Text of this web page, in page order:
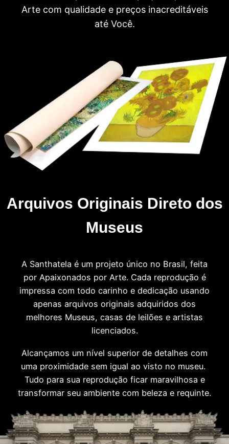
Arte com qualidade e preços inacreditáveis
até Você.
Arquivos Originais Direto dos
Museus
A Santhatela é um projeto único no Brasil, feita
por Apaixonados por Arte. Cada reprodução é
impressa com todo carinho e dedicação usando
apenas arquivos originais adquiridos dos
melhores Museus, casas de leilões e artistas
licenciados.
Alcançamos um nível superior de detalhes com
uma proximidade sem igual ao visto no museu.
Tudo para sua reprodução ficar maravilhosa e
transformar seu ambiente com beleza e requinte.